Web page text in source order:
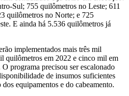
Sul; 755 quilômetros no Leste; 611
quilômetros no Norte; e 725
E ainda há 5.536 quilômetros já
implementados mais três mil
quilômetros em 2022 e cinco mil em
programa precisou ser escalonado
de insumos suficientes
equipamentos e do cabeamento.